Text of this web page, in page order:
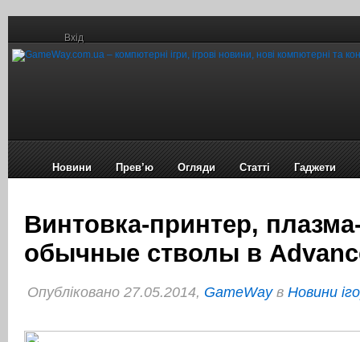
Вхід
Новини Прев’ю Огляди Статті Гаджети
Винтовка-принтер,
обычные стволы в
Опубліковано 27.05.2014, GameWayв Новини